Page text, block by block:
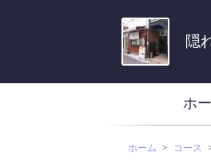
隠
ホ
ホーム コース